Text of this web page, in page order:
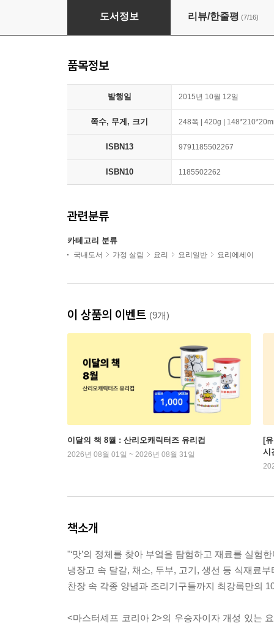
이건 왜 맛있는 걸까
도서정보 리뷰/한줄평 (7/16)
품목정보
발행일 2015년 10월 12일
쪽수, 무게, 크기 248쪽 | 420g |
ISBN13 9791185502267
ISBN10 1185502262
관련분류
카테고리 분류
국내도서 가정 살림 요리 요리일반 요리에세이
이 상품의 이벤트 (9개)
이달의 책 8월 : 산리오캐릭터즈 유리컵
2026년 08월 01일 ~ 2026년 08월 31일
[
시
책소개
"‘맛’의 정체를 찾아 부엌을 탐험하고 재료를 실험
냉장고 속 달걀, 채소, 두부, 고기, 생선 등 식재료부
찬장 속 각종 양념과 조리기구들까지 최강록만의
<마스터셰프 코리아 2>의 우승자이자 개성 있는